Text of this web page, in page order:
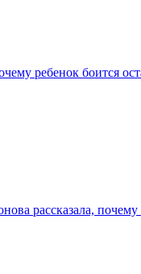
ребенок боится
рассказала,